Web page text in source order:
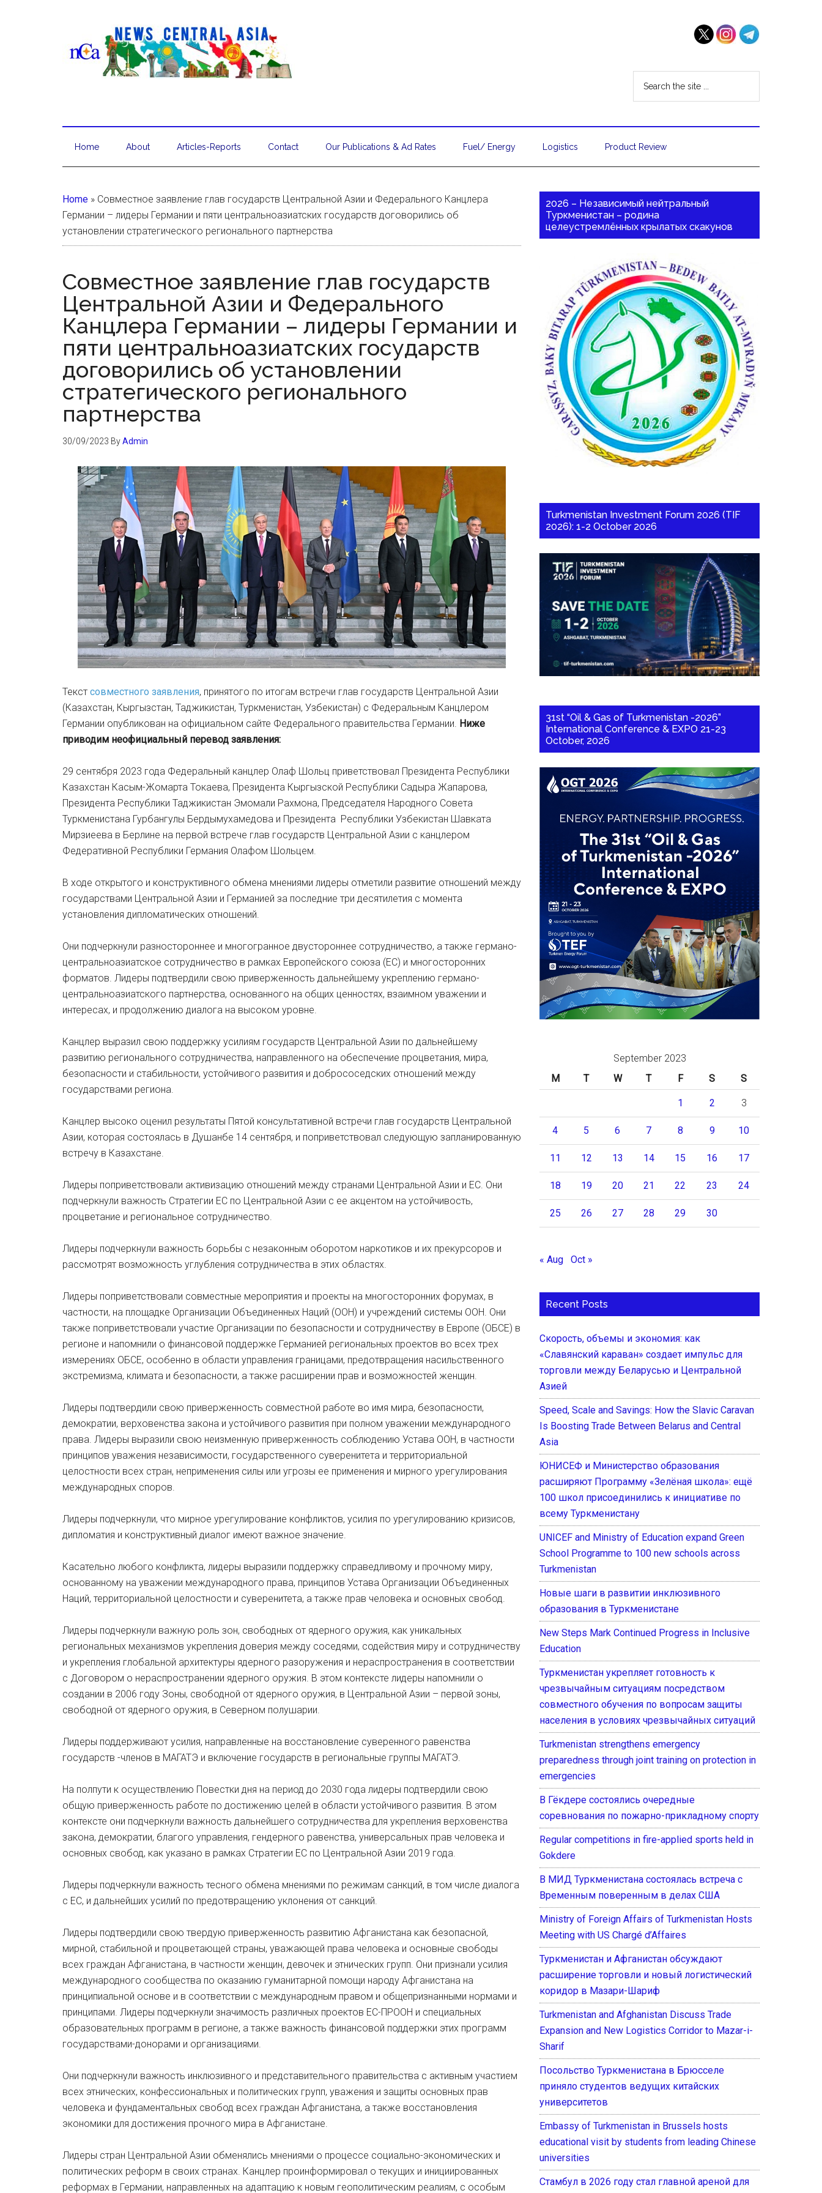
Home About Articles-Reports Contact Our Publications & Ad Rates Fuel/ Energy Logistics Product Review
Home » Совместное заявление глав государств Центральной Азии и Федерального Канцлера
Германии – лидеры Германии и пяти центральноазиатских государств договорились об
установлении стратегического регионального партнерства
Совместное заявление глав государств
Центральной Азии и Федерального
Канцлера Германии – лидеры Германии и
пяти центральноазиатских государств
договорились об установлении
стратегического регионального
партнерства
30/09/2023 ByAdmin
Текст совместного заявления, принятого по итогам встречи глав государств Центральной Азии
(Казахстан, Кыргызстан, Таджикистан, Туркменистан, Узбекистан) с Федеральным Канцлером
Германии опубликован на официальном сайте Федерального правительства Германии. Ниже
приводим неофициальный перевод заявления:
29 сентября 2023 года Федеральный канцлер Олаф Шольц приветствовал Президента Республики
Казахстан Касым-Жомарта Токаева, Президента Кыргызской Республики Садыра Жапарова,
Президента Республики Таджикистан Эмомали Рахмона, Председателя Народного Совета
Туркменистана Гурбангулы Бердымухамедова и Президента Республики Узбекистан Шавката
Мирзиеева в Берлине на первой встрече глав государств Центральной Азии с канцлером
Федеративной Республики Германия Олафом Шольцем.
В ходе открытого и конструктивного обмена мнениями лидеры отметили развитие отношений между
государствами Центральной Азии и Германией за последние три десятилетия с момента
установления дипломатических отношений.
Они подчеркнули разностороннее и многогранное двустороннее сотрудничество, а также германо-
центральноазиатское сотрудничество в рамках Европейского союза (ЕС) и многосторонних
форматов. Лидеры подтвердили свою приверженность дальнейшему укреплению германо-
центральноазиатского партнерства, основанного на общих ценностях, взаимном уважении и
интересах, и продолжению диалога на высоком уровне.
Канцлер выразил свою поддержку усилиям государств Центральной Азии по дальнейшему
развитию регионального сотрудничества, направленного на обеспечение процветания, мира,
безопасности и стабильности, устойчивого развития и добрососедских отношений между
государствами региона.
Канцлер высоко оценил результаты Пятой консультативной встречи глав государств Центральной
Азии, которая состоялась в Душанбе 14 сентября, и поприветствовал следующую запланированную
встречу в Казахстане.
Лидеры поприветствовали активизацию отношений между странами Центральной Азии и ЕС. Они
подчеркнули важность Стратегии ЕС по Центральной Азии с ее акцентом на устойчивость,
процветание и региональное сотрудничество.
Лидеры подчеркнули важность борьбы с незаконным оборотом наркотиков и их прекурсоров и
рассмотрят возможность углубления сотрудничества в этих областях.
Лидеры поприветствовали совместные мероприятия и проекты на многосторонних форумах, в
частности, на площадке Организации Объединенных Наций (ООН) и учреждений системы ООН. Они
также поприветствовали участие Организации по безопасности и сотрудничеству в Европе (ОБСЕ) в
регионе и напомнили о финансовой поддержке Германией региональных проектов во всех трех
измерениях ОБСЕ, особенно в области управления границами, предотвращения насильственного
экстремизма, климата и безопасности, а также расширении прав и возможностей женщин.
Лидеры подтвердили свою приверженность совместной работе во имя мира, безопасности,
демократии, верховенства закона и устойчивого развития при полном уважении международного
права. Лидеры выразили свою неизменную приверженность соблюдению Устава ООН, в частности
принципов уважения независимости, государственного суверенитета и территориальной
целостности всех стран, неприменения силы или угрозы ее применения и мирного урегулирования
международных споров.
Лидеры подчеркнули, что мирное урегулирование конфликтов, усилия по урегулированию кризисов,
дипломатия и конструктивный диалог имеют важное значение.
Касательно любого конфликта, лидеры выразили поддержку справедливому и прочному миру,
основанному на уважении международного права, принципов Устава Организации Объединенных
Наций, территориальной целостности и суверенитета, а также прав человека и основных свобод.
Лидеры подчеркнули важную роль зон, свободных от ядерного оружия, как уникальных
региональных механизмов укрепления доверия между соседями, содействия миру и сотрудничеству
и укрепления глобальной архитектуры ядерного разоружения и нераспространения в соответствии
с Договором о нераспространении ядерного оружия. В этом контексте лидеры напомнили о
создании в 2006 году Зоны, свободной от ядерного оружия, в Центральной Азии – первой зоны,
свободной от ядерного оружия, в Северном полушарии.
Лидеры поддерживают усилия, направленные на восстановление суверенного равенства
государств -членов в МАГАТЭ и включение государств в региональные группы МАГАТЭ.
На полпути к осуществлению Повестки дня на период до 2030 года лидеры подтвердили свою
общую приверженность работе по достижению целей в области устойчивого развития. В этом
контексте они подчеркнули важность дальнейшего сотрудничества для укрепления верховенства
закона, демократии, благого управления, гендерного равенства, универсальных прав человека и
основных свобод, как указано в рамках Стратегии ЕС по Центральной Азии 2019 года.
Лидеры подчеркнули важность тесного обмена мнениями по режимам санкций, в том числе диалога
с ЕС, и дальнейших усилий по предотвращению уклонения от санкций.
Лидеры подтвердили свою твердую приверженность развитию Афганистана как безопасной,
мирной, стабильной и процветающей страны, уважающей права человека и основные свободы
всех граждан Афганистана, в частности женщин, девочек и этнических групп. Они признали усилия
международного сообщества по оказанию гуманитарной помощи народу Афганистана на
принципиальной основе и в соответствии с международным правом и общепризнанными нормами и
принципами. Лидеры подчеркнули значимость различных проектов ЕС-ПРООН и специальных
образовательных программ в регионе, а также важность финансовой поддержки этих программ
государствами-донорами и организациями.
Они подчеркнули важность инклюзивного и представительного правительства с активным участием
всех этнических, конфессиональных и политических групп, уважения и защиты основных прав
человека и фундаментальных свобод всех граждан Афганистана, а также восстановления
экономики для достижения прочного мира в Афганистане.
Лидеры стран Центральной Азии обменялись мнениями о процессе социально-экономических и
политических реформ в своих странах. Канцлер проинформировал о текущих и инициированных
реформах в Германии, направленных на адаптацию к новым геополитическим реалиям, с особым
2026 – Независимый нейтральный
Туркменистан – родина
целеустремлённых крылатых скакунов
Turkmenistan Investment Forum 2026 (TIF
2026): 1-2 October 2026
31st “Oil & Gas of Turkmenistan -2026”
International Conference & EXPO 21-23
October, 2026
September 2023
M
T W T F S S
1 2 3
4 5 6 7 8 9 10
11 12 13 14 15 16 17
18 19 20 21 22 23 24
25 26 27 28 29 30
« Aug Oct »
Recent Posts
Скорость, объемы и экономия: как
«Славянский караван» создает импульс для
торговли между Беларусью и Центральной
Азией
Speed, Scale and Savings: How the Slavic Caravan
Is Boosting Trade Between Belarus and Central
Asia
ЮНИСЕФ и Министерство образования
расширяют Программу «Зелёная школа»: ещё
100 школ присоединились к инициативе по
всему Туркменистану
UNICEF and Ministry of Education expand Green
School Programme to 100 new schools across
Turkmenistan
Новые шаги в развитии инклюзивного
образования в Туркменистане
New Steps Mark Continued Progress in Inclusive
Education
Туркменистан укрепляет готовность к
чрезвычайным ситуациям посредством
совместного обучения по вопросам защиты
населения в условиях чрезвычайных ситуаций
Turkmenistan strengthens emergency
preparedness through joint training on protection in
emergencies
В Гёкдере состоялись очередные
соревнования по пожарно-прикладному спорту
Regular competitions in fire-applied sports held in
Gokdere
В МИД Туркменистана состоялась встреча с
Временным поверенным в делах США
Ministry of Foreign Affairs of Turkmenistan Hosts
Meeting with US Chargé d’Affaires
Туркменистан и Афганистан обсуждают
расширение торговли и новый логистический
коридор в Мазари-Шариф
Turkmenistan and Afghanistan Discuss Trade
Expansion and New Logistics Corridor to Mazar-i-
Sharif
Посольство Туркменистана в Брюсселе
приняло студентов ведущих китайских
университетов
Embassy of Turkmenistan in Brussels hosts
educational visit by students from leading Chinese
universities
Стамбул в 2026 году стал главной ареной для